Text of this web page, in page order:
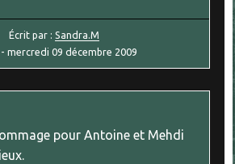
Écrit par : Sandra.M
-mercredi 09 décembre 2009
pour Antoine et Mehdi